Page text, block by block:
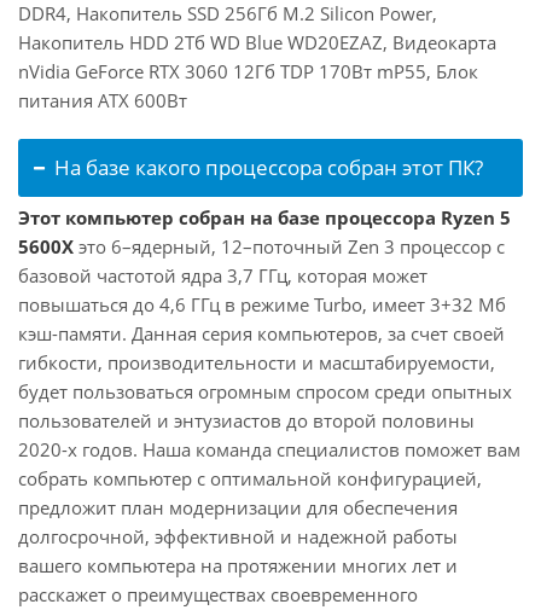
DDR4, Накопитель SSD 256Гб M.2 Silicon Power,
Накопитель HDD 2Тб WD Blue WD20EZAZ, Видеокарта
nVidia GeForce RTX 3060 12Гб TDP 170Вт mP55, Блок
питания ATX 600Вт
На базе какого процессора собран этот ПК?
Этот компьютер собран на базе процессора Ryzen 5
5600X это 6–ядерный, 12–поточный Zen 3 процессор с
базовой частотой ядра 3,7 ГГц, которая может
повышаться до 4,6 ГГц в режиме Turbo, имеет 3+32 Мб
кэш-памяти. Данная серия компьютеров, за счет своей
гибкости, производительности и масштабируемости,
будет пользоваться огромным спросом среди опытных
пользователей и энтузиастов до второй половины
2020-х годов. Наша команда специалистов поможет вам
собрать компьютер с оптимальной конфигурацией,
предложит план модернизации для обеспечения
долгосрочной, эффективной и надежной работы
вашего компьютера на протяжении многих лет и
расскажет о преимуществах своевременного